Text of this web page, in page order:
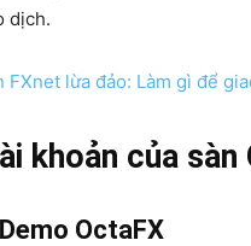
dịch.
FXnet lừa đảo: Làm gì để
khoản của sàn
OctaFX